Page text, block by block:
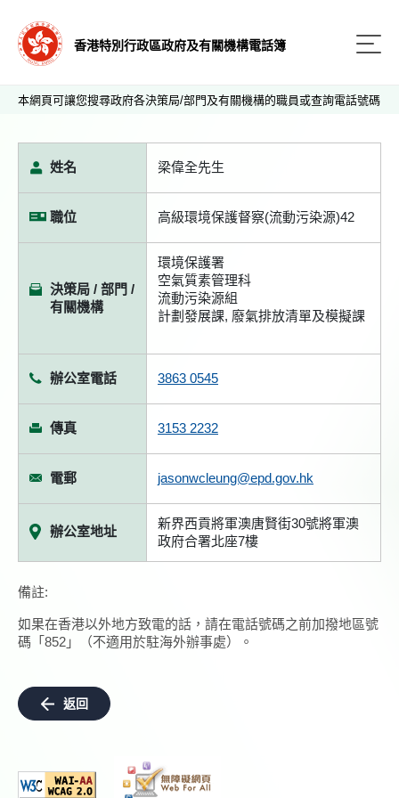
香港特別行政區政府及有關機構電話簿
本網頁可讓您搜尋政府各決策局/部門及有關機構的職員或查詢電話號碼
姓名 梁偉全先生
職位 高級環境保護督察(流動污染源)42
決策局 / 部門 /
有關機構
環境保護署
空氣質素管理科
流動污染源組
計劃發展課, 廢氣排放清單及模擬課
辦公室電話 3863 0545
傳真 3153 2232
電郵 jasonwcleung@epd.gov.hk
辦公室地址
新界西貢將軍澳唐賢街30號將軍澳
政府合署北座7樓
備註:
如果在香港以外地方致電的話，請在電話號碼之前加撥地區號
碼「852」（不適用於駐海外辦事處）。
返回